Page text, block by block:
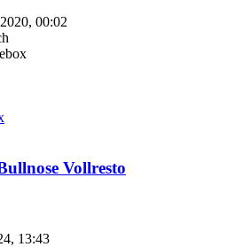
00:02
Vollresto
13:43